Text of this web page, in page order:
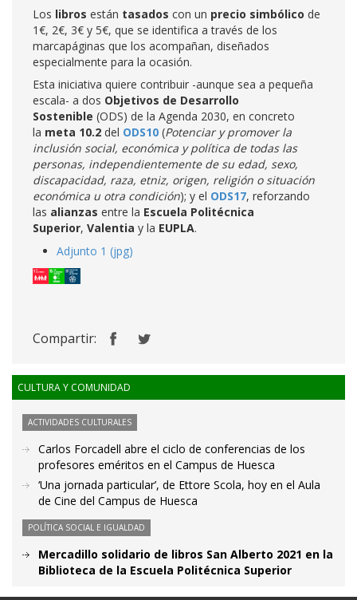
Los libros están tasados con un precio simbólico de
1€, 2€, 3€ y 5€, que se identifica a través de los
marcapáginas que los acompañan, diseñados
especialmente para la ocasión.
Esta iniciativa quiere contribuir -aunque sea a pequeña
escala- a dos Objetivos de Desarrollo
Sostenible (ODS) de la Agenda 2030, en concreto
la meta 10.2 del ODS10 (Potenciar y promover la
inclusión social, económica y política de todas las
personas, independientemente de su edad, sexo,
discapacidad, raza, etniz, origen, religión o situación
económica u otra condición); y el ODS17, reforzando
las alianzas entre la Escuela Politécnica
Superior, Valentia y la EUPLA.
Adjunto 1 (jpg)
Compartir:
CULTURA Y COMUNIDAD
ACTIVIDADES CULTURALES
Carlos Forcadell abre el ciclo de conferencias de los
profesores eméritos en el Campus de Huesca
‘Una jornada particular’, de Ettore Scola, hoy en el Aula
de Cine del Campus de Huesca
POLÍTICA SOCIAL E IGUALDAD
Mercadillo solidario de libros San Alberto 2021 en la
Biblioteca de la Escuela Politécnica Superior